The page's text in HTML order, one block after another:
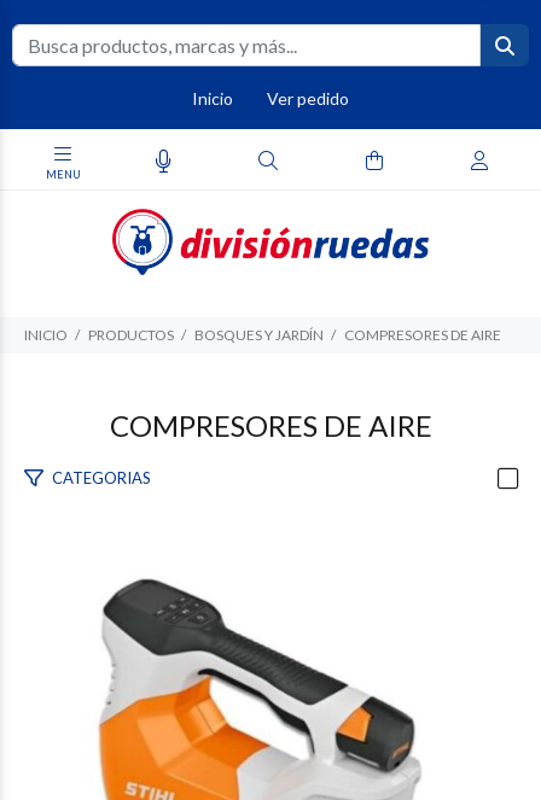
Inicio Ver pedido
INICIO PRODUCTOS BOSQUES Y JARDÍN COMPRESORES DE AIRE
COMPRESORES DE AIRE
CATEGORIAS
$283.900 00